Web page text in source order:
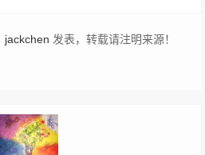
jackchen 发表，转载请注明来源！